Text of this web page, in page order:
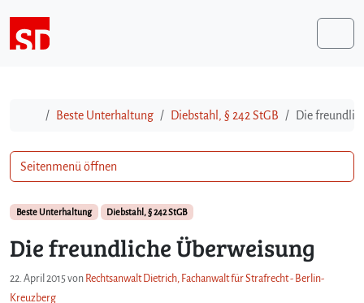
StartBeste Unterhaltung Diebstahl, § 242 StGB Die
Beste Unterhaltung Diebstahl, § 242 StGB
Die freundliche Überweisung
22. April 2015von Rechtsanwalt Dietrich, Fachanwalt für Strafrecht - Berlin-
Kreuzberg
Seitenmenü öffnen